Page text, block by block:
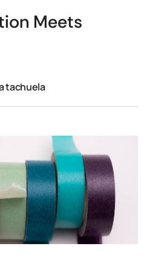
Meets
tachuela
a div block.